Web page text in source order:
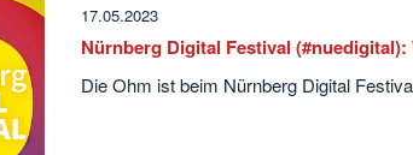
17.05.2023
Nürnberg Digital Festival
Die Ohm ist beim Nürnberg Digital